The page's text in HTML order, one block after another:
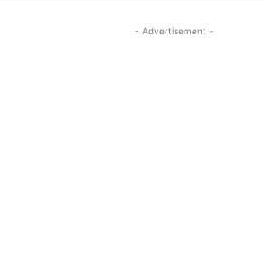
- Advertisement -